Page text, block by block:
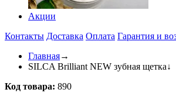
Акции
Контакты Доставка Оплата Гарантия и
Главная→
SILCA Brilliant NEW зубная щетка↓
Код товара: 890